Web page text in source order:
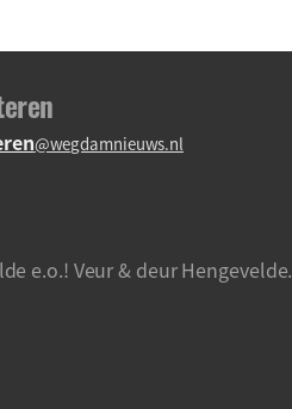
@wegdamnieuws.nl
e.o.! Veur & deur Hengevelde.